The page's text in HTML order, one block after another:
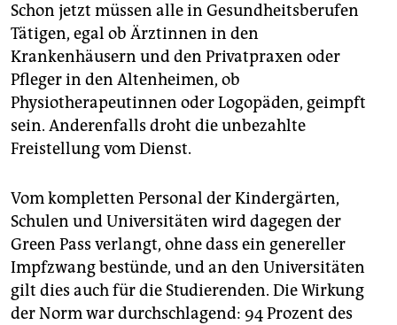
Schon jetzt müssen alle in Gesundheitsberufen
Tätigen, egal ob Ärztinnen in den
Krankenhäusern und den Privatpraxen oder
Pfleger in den Altenheimen, ob
Physiotherapeutinnen oder Logopäden, geimpft
sein. Anderenfalls droht die unbezahlte
Freistellung vom Dienst.
Vom kompletten Personal der Kindergärten,
Schulen und Universitäten wird dagegen der
Green Pass verlangt, ohne dass ein genereller
Impfzwang bestünde, und an den Universitäten
gilt dies auch für die Studierenden. Die Wirkung
der Norm war durchschlagend: 94 Prozent des